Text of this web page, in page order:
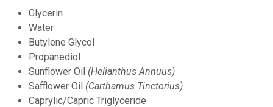
Glycerin
Water
Butylene Glycol
Propanediol
Sunflower Oil (Helianthus Annuus)
Safflower Oil (Carthamus Tinctorius)
Caprylic/Capric Triglyceride